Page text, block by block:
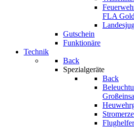
FLA Gold
Gutschein
Funktionäre
Technik
Back
Spezialgeräte
Back
Flughelfer